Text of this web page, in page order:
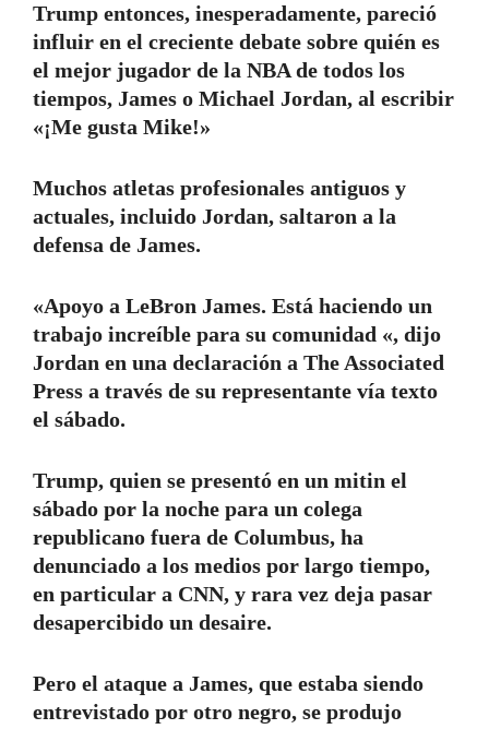
Trump entonces, inesperadamente, pareció
influir en el creciente debate sobre quién es
el mejor jugador de la NBA de todos los
tiempos, James o Michael Jordan, al escribir
«¡Me gusta Mike!»
Muchos atletas profesionales antiguos y
actuales, incluido Jordan, saltaron a la
defensa de James.
«Apoyo a LeBron James. Está haciendo un
trabajo increíble para su comunidad «, dijo
Jordan en una declaración a The Associated
Press a través de su representante vía texto
el sábado.
Trump, quien se presentó en un mitin el
sábado por la noche para un colega
republicano fuera de Columbus, ha
denunciado a los medios por largo tiempo,
en particular a CNN, y rara vez deja pasar
desapercibido un desaire.
Pero el ataque a James, que estaba siendo
entrevistado por otro negro, se produjo